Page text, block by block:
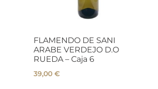
FLAMENDO DE SANI
ARABE VERDEJO D.O
RUEDA – Caja 6
39,00 €